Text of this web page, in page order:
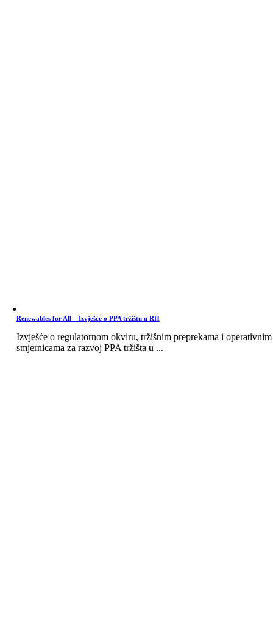
Renewables for All – Izvješće o PPA tržištu u RH
Izvješće o regulatornom okviru, tržišnim preprekama i operativnim
smjernicama za razvoj PPA tržišta u ...